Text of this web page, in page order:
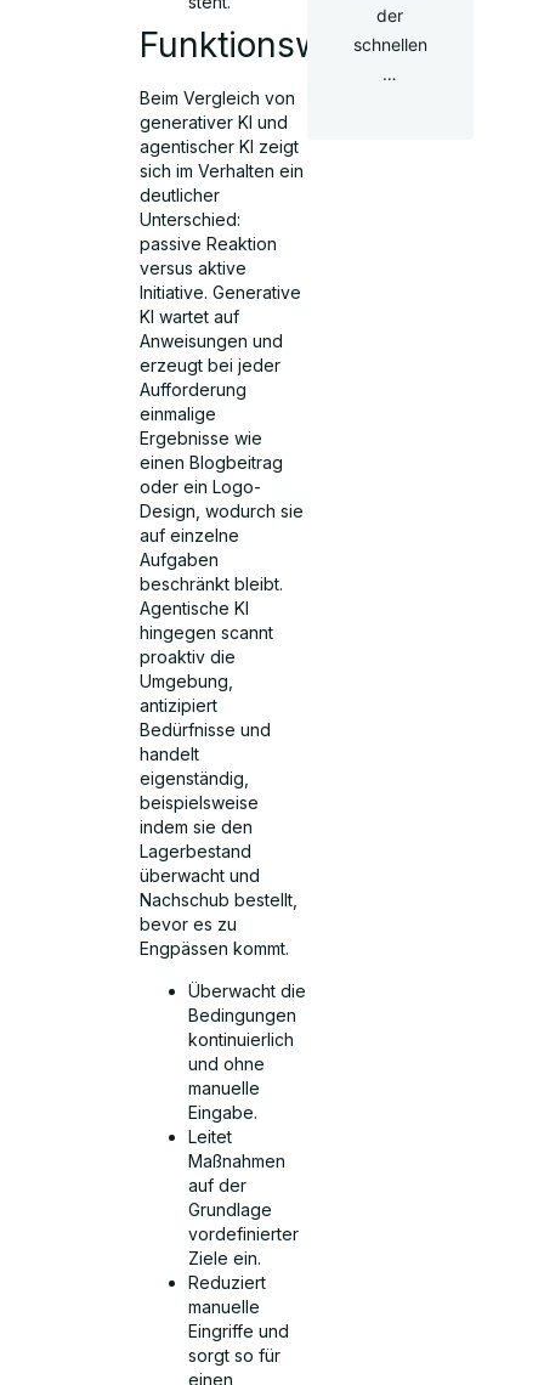
Funktionsweise
Beim Vergleich von
generativer KI und
agentischer KI zeigt
sich im Verhalten ein
deutlicher
Unterschied:
passive Reaktion
versus aktive
Initiative. Generative
KI wartet auf
Anweisungen und
erzeugt bei jeder
Aufforderung
einmalige
Ergebnisse wie
einen Blogbeitrag
oder ein Logo-
Design, wodurch sie
auf einzelne
Aufgaben
beschränkt bleibt.
Agentische KI
hingegen scannt
proaktiv die
Umgebung,
antizipiert
Bedürfnisse und
handelt
eigenständig,
beispielsweise
indem sie den
Lagerbestand
überwacht und
Nachschub bestellt,
bevor es zu
Engpässen kommt.
Überwacht die
Bedingungen
kontinuierlich
und ohne
manuelle
Eingabe.
Leitet
Maßnahmen
auf der
Grundlage
vordefinierter
Ziele ein.
Reduziert
manuelle
Eingriffe und
sorgt so für
einen
der
schnellen
…